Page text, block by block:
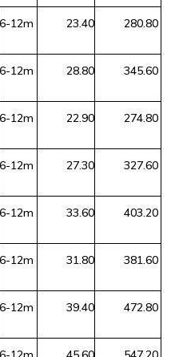
6-12m 23.40 280.80
6-12m 28.80 345.60
6-12m 22.90 274.80
6-12m 27.30 327.60
6-12m 33.60 403.20
6-12m 31.80 381.60
6-12m 39.40 472.80